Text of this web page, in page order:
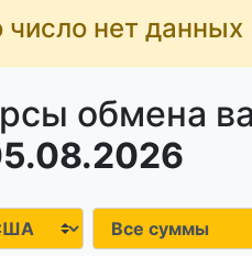
число нет данных
обмена